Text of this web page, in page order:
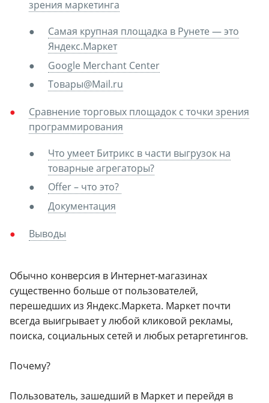
зрения маркетинга
Самая крупная площадка в Рунете — это
Яндекс.Маркет
Google Merchant Center
Товары@Mail.ru
Сравнение торговых площадок с точки зрения
программирования
Что умеет Битрикс в части выгрузок на
товарные агрегаторы?
Offer – что это?
Документация
Выводы
Обычно конверсия в Интернет-магазинах
существенно больше от пользователей,
перешедших из Яндекс.Маркета. Маркет почти
всегда выигрывает у любой кликовой рекламы,
поиска, социальных сетей и любых ретаргетингов.
Почему?
Пользователь, зашедший в Маркет и перейдя в